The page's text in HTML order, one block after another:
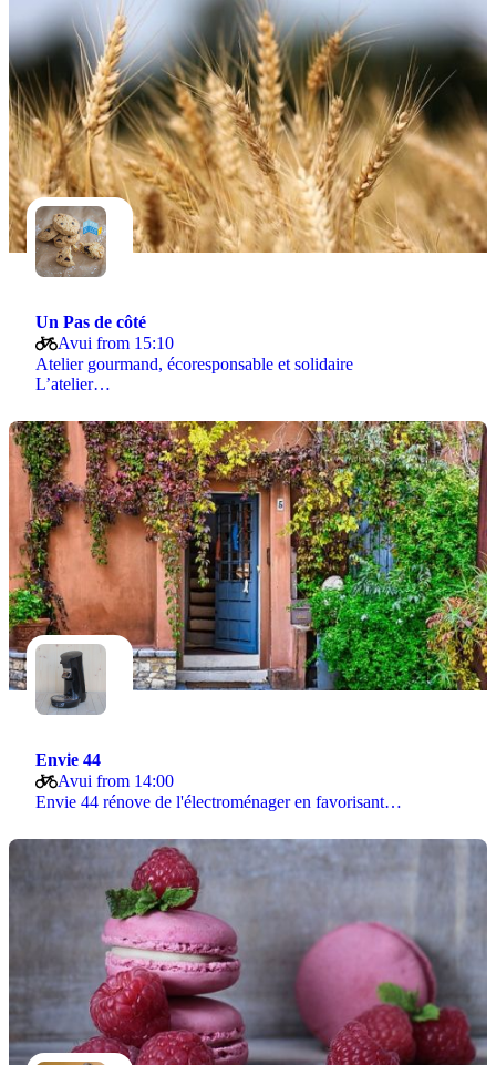
Un Pas de côté
Avui from 15:10
Atelier gourmand, écoresponsable et solidaire
L’atelier…
Envie 44
Avui from 14:00
Envie 44 rénove de l'électroménager en favorisant…